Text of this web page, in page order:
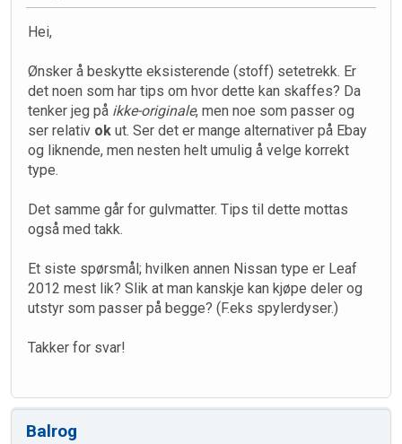
Hei,
Ønsker å beskytte eksisterende (stoff) setetrekk. Er
det noen som har tips om hvor dette kan skaffes? Da
tenker jeg på ikke-originale, men noe som passer og
ser relativ ok ut. Ser det er mange alternativer på Ebay
og liknende, men nesten helt umulig å velge korrekt
type.
Det samme går for gulvmatter. Tips til dette mottas
også med takk.
Et siste spørsmål; hvilken annen Nissan type er Leaf
2012 mest lik? Slik at man kanskje kan kjøpe deler og
utstyr som passer på begge? (F.eks spylerdyser.)
Takker for svar!
Balrog